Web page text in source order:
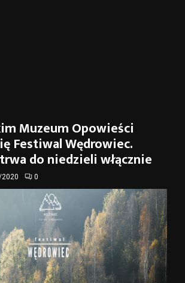
Muzeum Opowieści
Festiwal Wędrowiec.
do niedzieli włącznie
0